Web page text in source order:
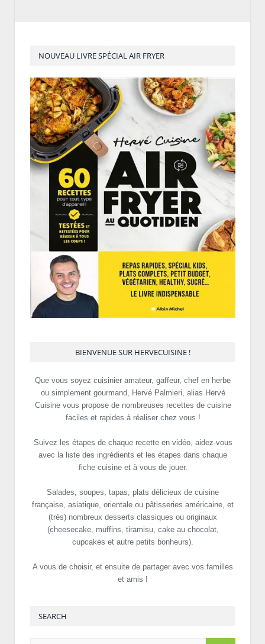
NOUVEAU LIVRE SPÉCIAL AIR FRYER
BIENVENUE SUR HERVECUISINE !
Que vous soyez cuisinier amateur, gaffeur, chef en herbe
ou simplement gourmand, Hervé Palmieri, alias Hervé
Cuisine vous propose de nombreuses recettes de cuisine
faciles et rapides à réaliser chez vous !
Suivez les étapes de chaque recette en vidéo, aidez-vous
avec la liste des ingrédients et les étapes dans chaque
fiche cuisine et à vous de jouer.
Salades, soupes, tapas, plats délicieux de cuisine
française, asiatique, orientale ou pâtisseries américaine, et
(très) nombreux desserts classiques ou originaux
(cheesecake, muffins, tiramisu, cake au chocolat,
cupcakes et autre petits bonheurs).
A vous de choisir, et ensuite de partager avec vos familles
et amis !
SEARCH